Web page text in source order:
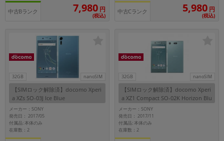
中古Bランク 7,980 円
(税込)
中古Cランク 5,980 円
(税込)
32GB nanoSIM
【SIMロック解除済】docomo Xperi
a XZs SO-03J Ice Blue
メーカー：SONY
発売日： 2017/05
付属品: 本体のみ
在庫数：2
32GB nanoSIM
【SIMロック解除済】docomo Xperi
a XZ1 Compact SO-02K Horizon Blu
e
メーカー：SONY
発売日： 2017/11
付属品: 本体のみ
在庫数：2